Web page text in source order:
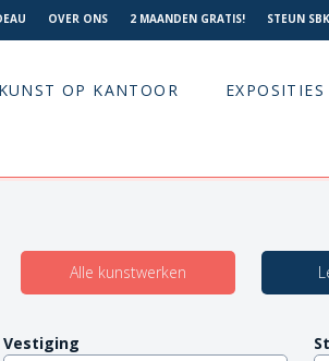
OVER ONS 2 MAANDEN GRATIS! STEUN SBK
KUNST OP KANTOOR EXPOSITIES
Alle kunstwerken
Vestiging